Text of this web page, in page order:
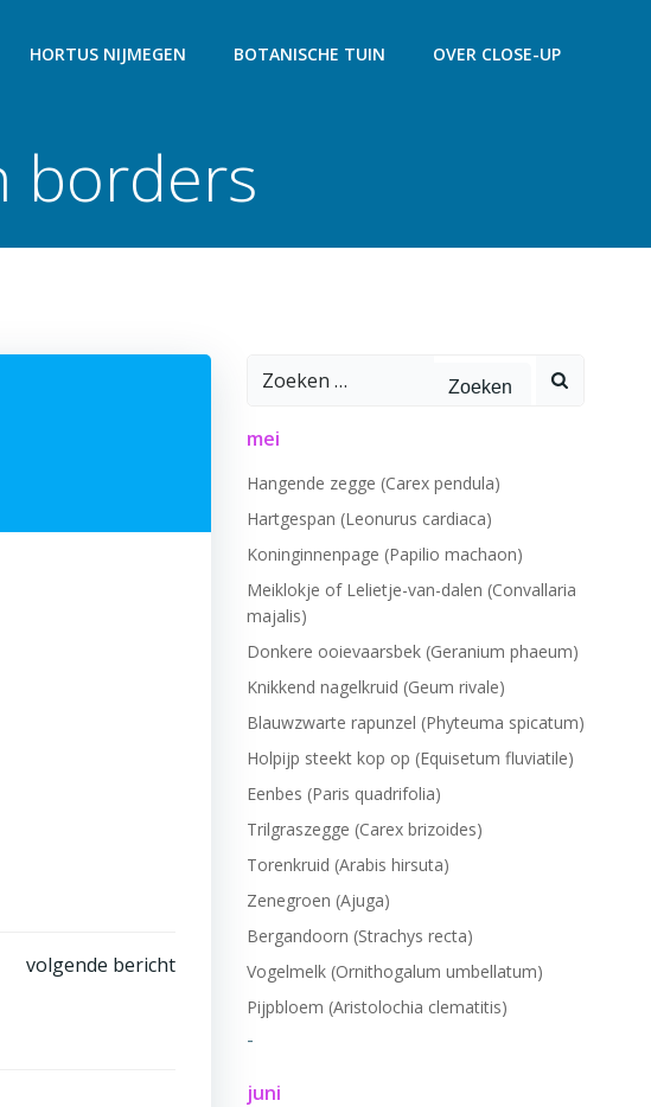
HORTUS NIJMEGEN BOTANISCHE TUIN OVER CLOSE-UP
borders
volgende bericht
Zoeken
mei
Hangende zegge (Carex pendula)
Hartgespan (Leonurus cardiaca)
Koninginnenpage (Papilio machaon)
Meiklokje of Lelietje-van-dalen (Convallaria
majalis)
Donkere ooievaarsbek (Geranium phaeum)
Knikkend nagelkruid (Geum rivale)
Blauwzwarte rapunzel (Phyteuma spicatum)
Holpijp steekt kop op (Equisetum fluviatile)
Eenbes (Paris quadrifolia)
Trilgraszegge (Carex brizoides)
Torenkruid (Arabis hirsuta)
Zenegroen (Ajuga)
Bergandoorn (Strachys recta)
Vogelmelk (Ornithogalum umbellatum)
Pijpbloem (Aristolochia clematitis)
-
juni